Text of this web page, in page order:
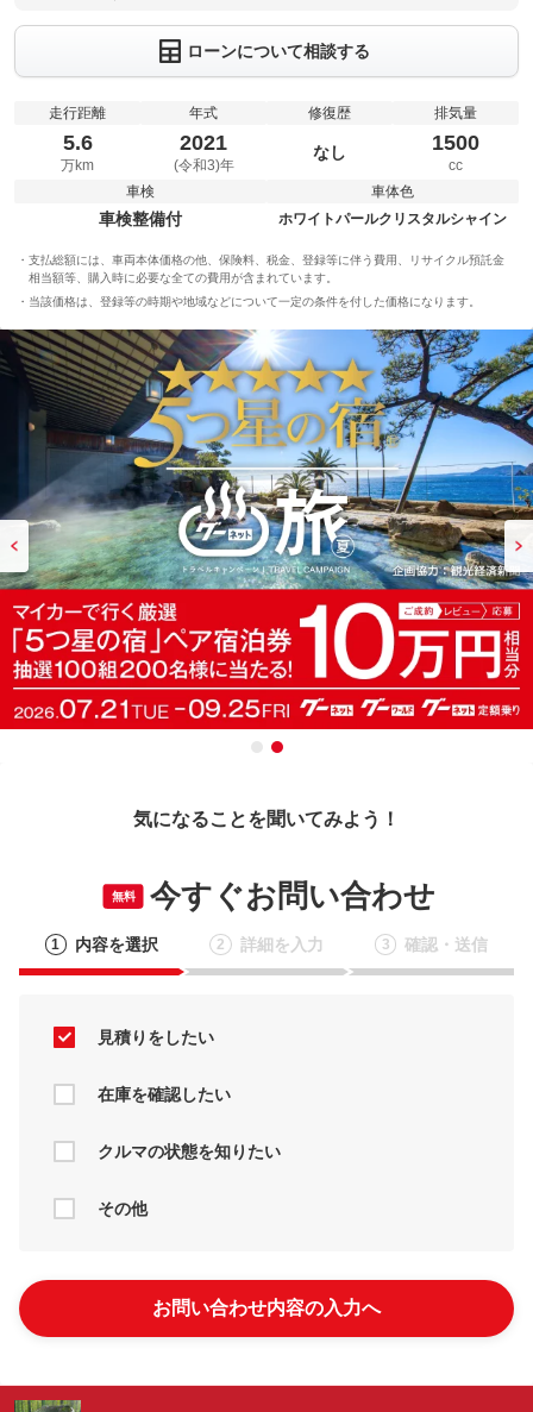
ローンについて相談する
走行距離
5.6
万km
年式
2021
(令和3)年
修復歴
なし
排気量
1500
cc
車検
車検整備付
車体色
ホワイトパールクリスタルシャイン
支払総額には、車両本体価格の他、保険料、税金、登録等に伴う費用、リサイクル預託金
相当額等、購入時に必要な全ての費用が含まれています。
当該価格は、登録等の時期や地域などについて一定の条件を付した価格になります。
気になることを聞いてみよう！
無料 今すぐお問い合わせ
1 内容を選択 2 詳細を入力 3 確認・送信
見積りをしたい
在庫を確認したい
クルマの状態を知りたい
その他
お問い合わせ内容の入力へ